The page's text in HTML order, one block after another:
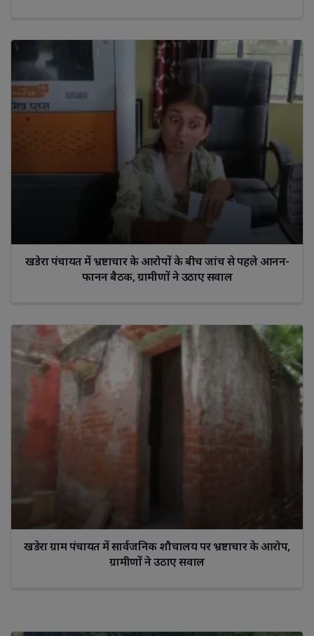
खडेरा पंचायत में भ्रष्टाचार के आरोपों के बीच जांच से पहले आनन-
फानन बैठक, ग्रामीणों ने उठाए सवाल
खडेरा ग्राम पंचायत में सार्वजनिक शौचालय पर भ्रष्टाचार के आरोप,
ग्रामीणों ने उठाए सवाल